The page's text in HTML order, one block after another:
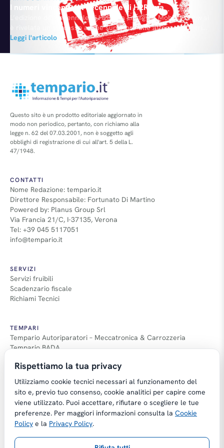
I numeri vincenti del decennale di H2Roma
L’edizione del decennale di H2Roma Energy & Mobility Show si
è rivelata un successo anche superiore alle attese. I numeri
parlano chiaro: tre enti di ricerca, 14 industrie automobilistiche,
un’azienda di servizi ed una per l’energia, 16 vetture in
esposizione, 25 in prova, 28 scuole secondarie partecipanti con
Leggi l'articolo
Questo sito è un prodotto editoriale aggiornato in
modo non periodico, pertanto, con richiamo alla
legge n. 62 del 07.03.2001, non è soggetto agli
obblighi di registrazione di cui all'art. 5 della L.
47/1948.
CONTATTI
Nome Redazione: tempario.it
Direttore Responsabile: Fortunato Di Martino
Powered by: Planus Group Srl
Via Francia 21/C, I-37135, Verona
Tel: +39 045 5117051
info@tempario.it
SERVIZI
Servizi fruibili
Scadenzario fiscale
Richiami Tecnici
TEMPARI
Tempario Autoriparatori – Meccatronica & Carrozzeria
Tempario BADA
Guida Applicazione Tempi
Copyright © Tempario.it | Powered by
Planus Group Srl - P.I. IT03584100238
Rispettiamo la tua privacy
Utilizziamo cookie tecnici necessari al funzionamento del
sito e, previo tuo consenso, cookie analitici per capire come
viene utilizzato. Puoi accettare, rifiutare o scegliere le tue
preferenze. Per maggiori informazioni consulta la Cookie
Policy e la Privacy Policy.